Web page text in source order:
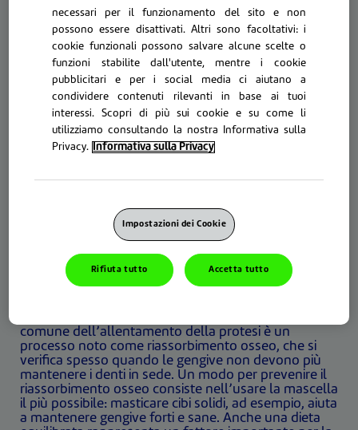
misure da adottare per mantenere un'aderenza
confortevole, in modo da poter continuare a vivere
la vita pienamente.
PERCHÉ LA PROTESI
POTREBBE ALLENTARSI?
comune dell’allentamento della protesi è un
processo noto come riassorbimento osseo, che si
verifica spesso quando le gengive non devono più
mantenere i denti in sede. Un modo per prevenire il
riassorbimento osseo consiste nell’usare la mascella
il più possibile: masticare cibi solidi, ad esempio, aiuta
a mantenere gengive forti e sane. Anche una dieta
necessari per il funzionamento del sito e non
possono essere disattivati. Altri sono facoltativi: i
cookie funzionali possono salvare alcune scelte o
funzioni stabilite dall'utente, mentre i cookie
pubblicitari e per i social media ci aiutano a
condividere contenuti rilevanti in base ai tuoi
interessi. Scopri di più sui cookie e su come li
utilizziamo consultando la nostra Informativa sulla
Privacy.
Informativa sulla Privacy
Impostazioni dei Cookie
Rifiuta tutto Accetta tutto